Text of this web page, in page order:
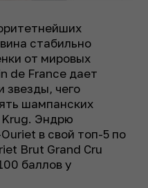
стабильно
от мировых
de France дает
звезды, чего
шампанских
Krug. Эндрю
в свой топ-5 по
Brut Grand Cru
баллов у